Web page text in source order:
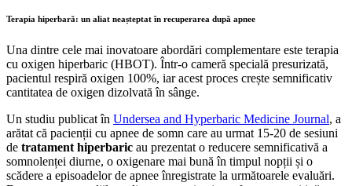
Terapia hiperbară: un aliat neașteptat în recuperarea după apnee
Una dintre cele mai inovatoare abordări complementare este terapia
cu oxigen hiperbaric (HBOT). Într-o cameră specială presurizată,
pacientul respiră oxigen 100%, iar acest proces crește semnificativ
cantitatea de oxigen dizolvată în sânge.
Un studiu publicat în Undersea and Hyperbaric Medicine Journal, a
arătat că pacienții cu apnee de somn care au urmat 15-20 de sesiuni
de tratament hiperbaric au prezentat o reducere semnificativă a
somnolenței diurne, o oxigenare mai bună în timpul nopții și o
scădere a episoadelor de apnee înregistrate la următoarele evaluări.